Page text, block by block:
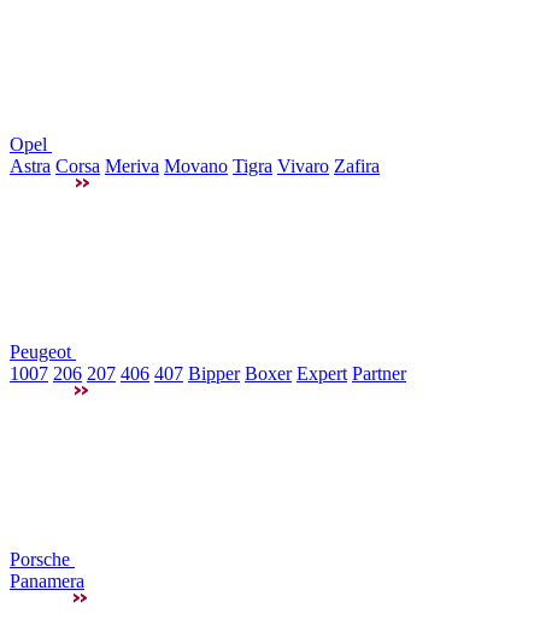
Opel
Astra Corsa Meriva Movano Tigra Vivaro Zafira
Peugeot
1007 206 207 406 407 Bipper Boxer Expert Partner
Porsche
Panamera